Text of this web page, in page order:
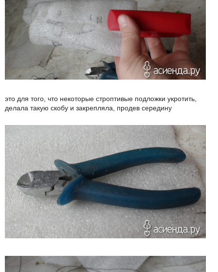
это для того, что некоторые строптивые подложки укротить,
делала такую скобу и закрепляла, продев середину